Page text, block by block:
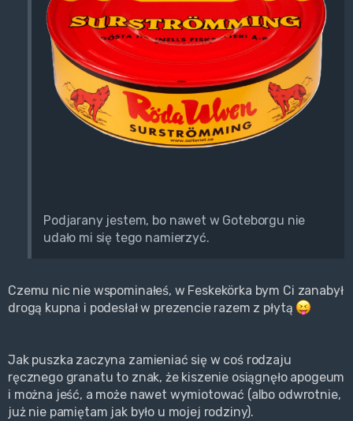
Podjarany jestem, bo nawet w Goteborgu nie
udało mi się tego namierzyć.
Czemu nic nie wspominałeś, w Feskekörka bym Ci zanabył
drogą kupna i podesłał w prezencie razem z płytą
Jak puszka zaczyna zamieniać się w coś rodzaju
ręcznego granatu to znak, że kiszenie osiągnęło apogeum
i można jeść, a może nawet wymiotować (albo odwrotnie,
już nie pamiętam jak było u mojej rodziny).